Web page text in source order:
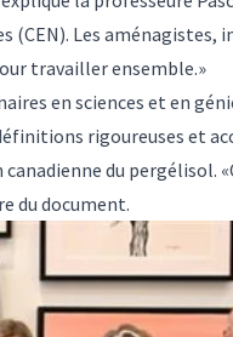
(CEN). Les aménagistes,
travailler ensemble.»
en sciences et en
rigoureuses et
du pergélisol.
du document.